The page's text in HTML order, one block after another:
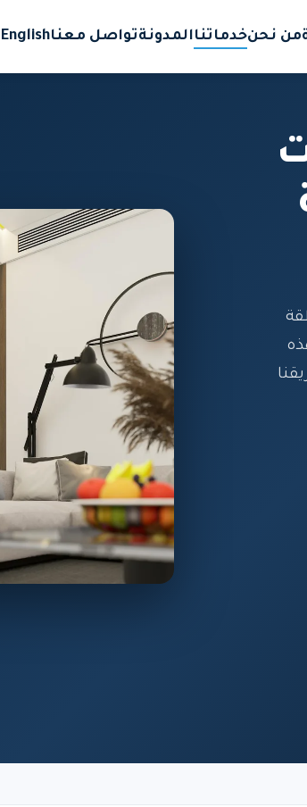
من نحنخدماتناالمدونةتواصل معناEnglish